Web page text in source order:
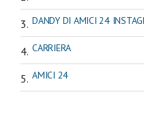
DANDY DI AMICI 24
CARRIERA
AMICI 24